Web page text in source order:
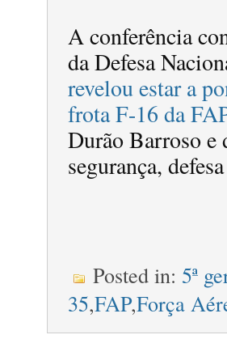
A conferência
da Defesa
revelou estar a
frota F-16 da
Durão Barroso e
segurança,
Posted in: 5ª
35,FAP,Força